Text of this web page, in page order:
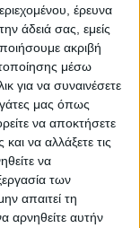
έρευνα
άδειά σας, εμείς
ακριβή
μέσω
για να συναινέσετε
μας όπως
να αποκτήσετε
να αλλάξετε τις
να
των
απαιτεί τη
αρνηθείτε αυτήν